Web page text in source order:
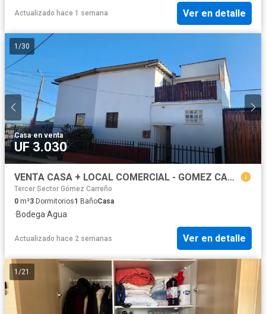
Actualizado hace 1 semana Ver en detalle
1 /30
Casa·en venta
UF 3.030
VENTA CASA + LOCAL COMERCIAL - GOMEZ CARREÑO - VIÑA DEL MAR
Tercer Sector Gómez Carreño
0 m²3 Dormitorios1 BañoCasa
·Bodega·Agua
Actualizado hace 2 semanas Ver en detalle
1 /21